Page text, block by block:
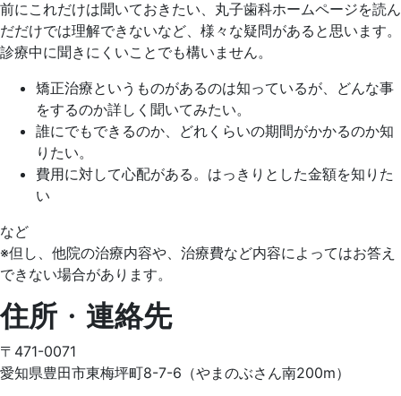
前にこれだけは聞いておきたい、丸子歯科ホームページを読ん
だだけでは理解できないなど、様々な疑問があると思います。
診療中に聞きにくいことでも構いません。
矯正治療というものがあるのは知っているが、どんな事
をするのか詳しく聞いてみたい。
誰にでもできるのか、どれくらいの期間がかかるのか知
りたい。
費用に対して心配がある。はっきりとした金額を知りた
い
など
※但し、他院の治療内容や、治療費など内容によってはお答え
できない場合があります。
住所 ・ 連絡先
〒471-0071
愛知県豊田市東梅坪町8-7-6（やまのぶさん南200m）